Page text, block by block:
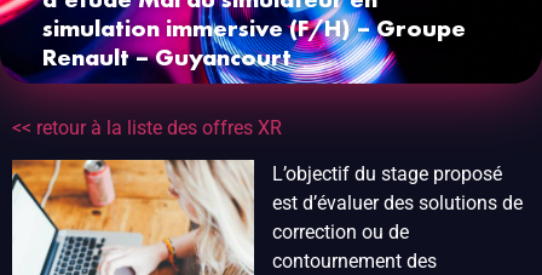
simulation immersive (F/H) – Groupe
Renault – Guyancourt
<< retour à la liste des offres XR
L’objectif du stage proposé
est d’évaluer des solutions de
correction ou de
contournement des